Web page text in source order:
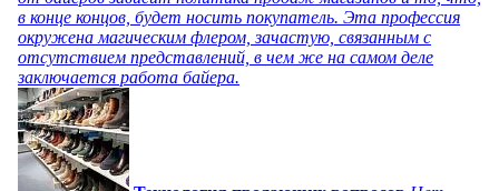
в конце концов, будет носить покупатель. Эта профессия
окружена магическим флером, зачастую, связанным с
отсутствием представлений, в чем же на самом деле
заключается работа байера.